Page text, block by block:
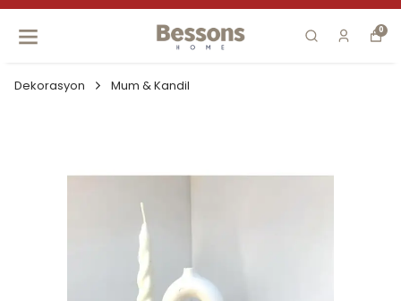
0
Dekorasyon Mum & Kandil